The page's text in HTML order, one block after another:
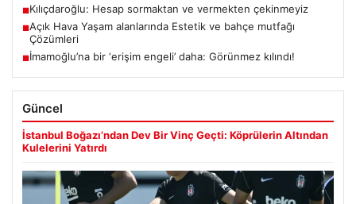
■Kılıçdaroğlu: Hesap sormaktan ve vermekten çekinmeyiz
■Açık Hava Yaşam alanlarında Estetik ve bahçe mutfağı
Çözümleri
■İmamoğlu’na bir ‘erişim engeli’ daha: Görünmez kılındı!
Güncel
İstanbul Boğazı’ndan Dev Bir Vinç Geçti: Köprülerin Altından
Kulelerini Yatırdı